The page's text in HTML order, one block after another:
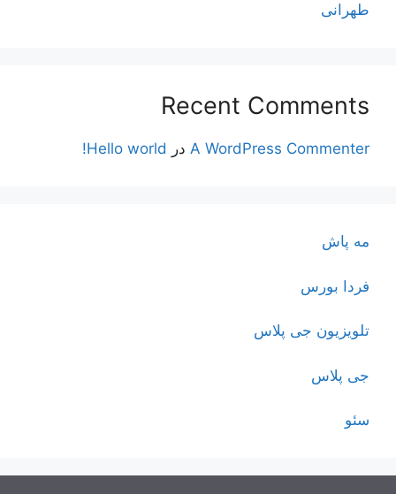
طهرانی
Recent Comments
A WordPress Commenter در Hello world!
مه پاش
فردا بورس
تلویزیون جی پلاس
جی پلاس
سئو